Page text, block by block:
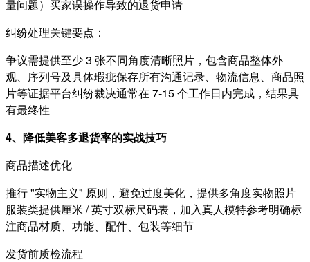
量问题）买家误操作导致的退货申请
纠纷处理关键要点：
争议需提供至少 3 张不同角度清晰照片，包含商品整体外
观、序列号及具体瑕疵保存所有沟通记录、物流信息、商品照
片等证据平台纠纷裁决通常在 7-15 个工作日内完成，结果具
有最终性
4、降低美客多退货率的实战技巧
商品描述优化
推行 "实物主义" 原则，避免过度美化，提供多角度实物照片
服装类提供厘米 / 英寸双标尺码表，加入真人模特参考明确标
注商品材质、功能、配件、包装等细节
发货前质检流程